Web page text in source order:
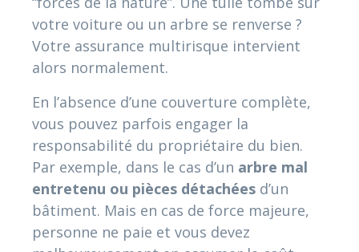
votre voiture ou un arbre se renverse ?
Votre assurance multirisque intervient
alors normalement.
En l’absence d’une couverture complète,
vous pouvez parfois engager la
responsabilité du propriétaire du bien.
Par exemple, dans le cas d’un arbre mal
entretenu ou pièces détachées d’un
bâtiment. Mais en cas de force majeure,
personne ne paie et vous devez